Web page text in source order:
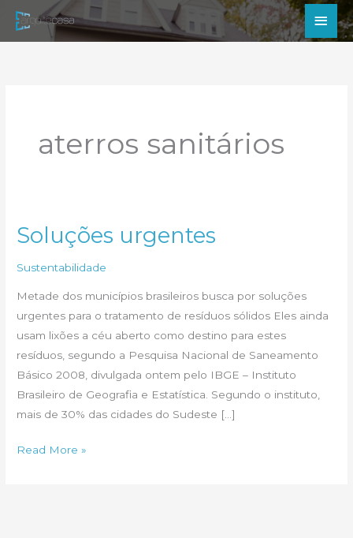
para
aterros sanitários
Soluções urgentes
Sustentabilidade
Metade dos municípios brasileiros busca por soluções
urgentes para o tratamento de resíduos sólidos Eles ainda
usam lixões a céu aberto como destino para estes
resíduos, segundo a Pesquisa Nacional de Saneamento
Básico 2008, divulgada ontem pelo IBGE – Instituto
Brasileiro de Geografia e Estatística. Segundo o instituto,
mais de 30% das cidades do Sudeste […]
Soluções
Read More »